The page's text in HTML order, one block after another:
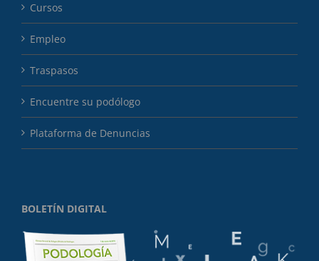
Cursos
Empleo
Traspasos
Encuentre su podólogo
Plataforma de Denuncias
BOLETÍN DIGITAL